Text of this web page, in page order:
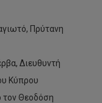
Πρύτανη
Διευθυντή
Κύπρου
τον Θεοδόση